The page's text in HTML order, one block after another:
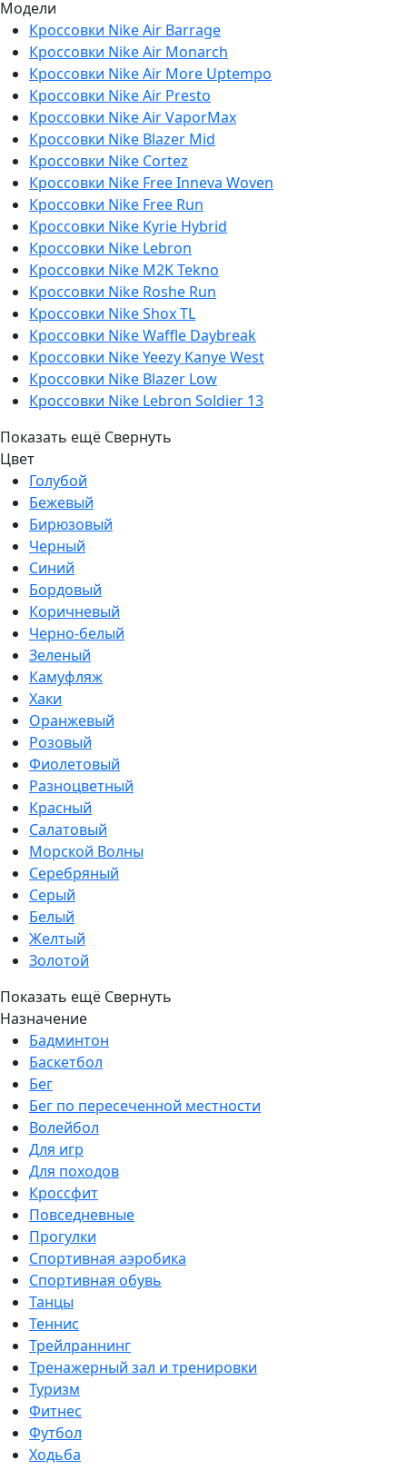
Модели
Кроссовки Nike Air Barrage
Кроссовки Nike Air Monarch
Кроссовки Nike Air More Uptempo
Кроссовки Nike Air Presto
Кроссовки Nike Air VaporMax
Кроссовки Nike Blazer Mid
Кроссовки Nike Cortez
Кроссовки Nike Free Inneva Woven
Кроссовки Nike Free Run
Кроссовки Nike Kyrie Hybrid
Кроссовки Nike Lebron
Кроссовки Nike M2K Tekno
Кроссовки Nike Roshe Run
Кроссовки Nike Shox TL
Кроссовки Nike Waffle Daybreak
Кроссовки Nike Yeezy Kanye West
Кроссовки Nike Blazer Low
Кроссовки Nike Lebron Soldier 13
Показать ещё Свернуть
Цвет
Голубой
Бежевый
Бирюзовый
Черный
Синий
Бордовый
Коричневый
Черно-белый
Зеленый
Камуфляж
Хаки
Оранжевый
Розовый
Фиолетовый
Разноцветный
Красный
Салатовый
Морской Волны
Серебряный
Серый
Белый
Желтый
Золотой
Показать ещё Свернуть
Назначение
Бадминтон
Баскетбол
Бег
Бег по пересеченной местности
Волейбол
Для игр
Для походов
Кроссфит
Повседневные
Прогулки
Спортивная аэробика
Спортивная обувь
Танцы
Теннис
Трейлраннинг
Тренажерный зал и тренировки
Туризм
Фитнес
Футбол
Ходьба